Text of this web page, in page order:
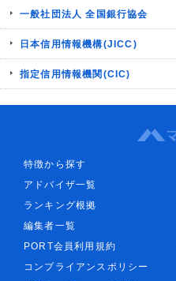
一般社団法人 全国銀行協会
日本信用情報機構(JICC)
指定信用情報機関(CIC)
特徴から探す
アドバイザ一覧
ランキング根拠
編集者一覧
PORT会員利用規約
コンプライアンスポリシー